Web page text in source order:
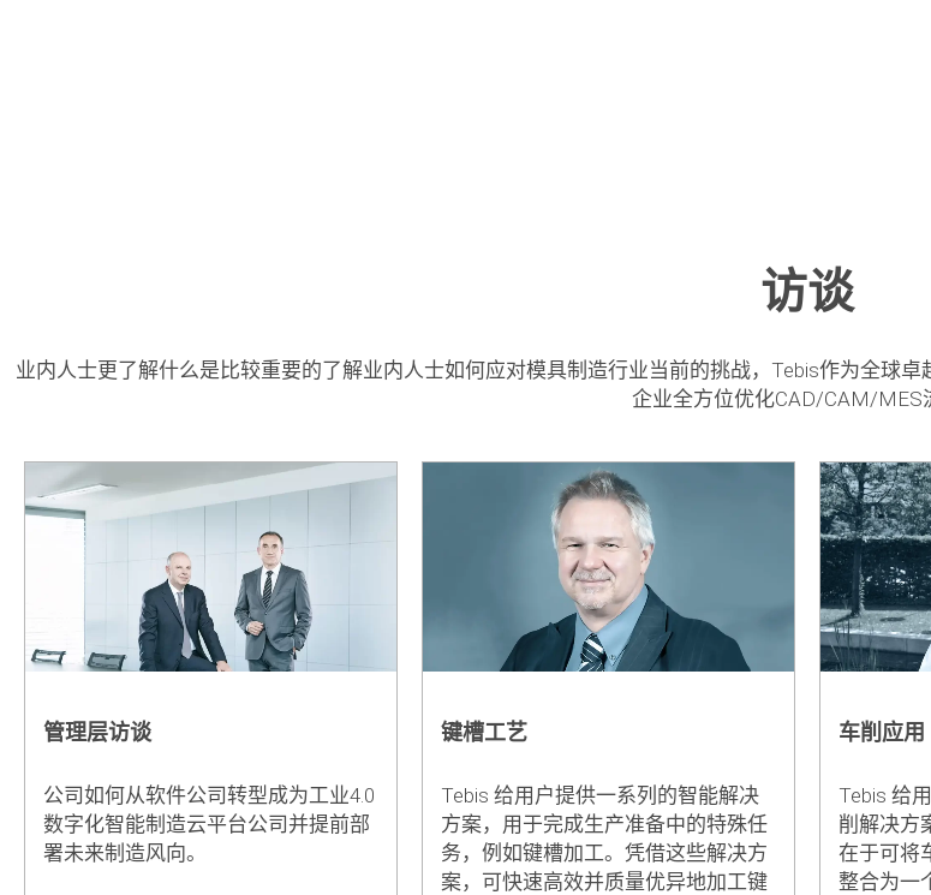
访谈
业内人士更了解什么是比较重要的了解业内人士如何应对模具制造行业当前的挑战，Tebis作为全球
企业全方位优化CAD/CAM/MES
管理层访谈
公司如何从软件公司转型成为工业4.0
数字化智能制造云平台公司并提前部
署未来制造风向。
键槽工艺
Tebis 给用户提供一系列的智能解决
方案，用于完成生产准备中的特殊任
务，例如键槽加工。凭借这些解决方
案，可快速高效并质量优异地加工键
车削应用
Tebis 给
削解决方
在于可将
整合为一